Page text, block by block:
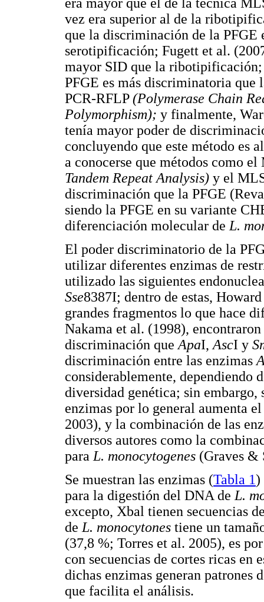
era mayor que el de la técnica
vez era superior al de la
que la discriminación de la
serotipificación; Fugett et al.
mayor SID que la
PFGE es más discriminatoria
PCR-RFLP(Polymerase Chain
Polymorphism); y finalmente,
tenía mayor poder de
concluyendo que este método es
a conocerse que métodos como
Tandem Repeat Analysis) y el
discriminación que la PFGE
siendo la PFGE en su variante
diferenciación molecular deL.
El poder discriminatorio de la
utilizar diferentes enzimas de
utilizado las siguientes
Sse8387I; dentro de estas,
grandes fragmentos lo que hace
Nakama et al. (1998),
discriminación que ApaI, AscI y
discriminación entre las enzimas
considerablemente, dependiendo
diversidad genética; sin embargo,
enzimas por lo general aumenta
2003), y la combinación de las
diversos autores como la
para L. monocytogenes (Graves &
Se muestran las enzimas (Tabla 1)
para la digestión del DNA de L.
excepto, Xbal tienen secuencias
de L. monocytones tiene un
(37,8 %; Torres et al. 2005), es
con secuencias de cortes ricas en
dichas enzimas generan patrones
que facilita el análisis.